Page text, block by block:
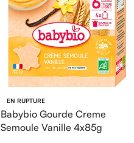
EN RUPTURE
Babybio Gourde Creme
Semoule Vanille 4x85g